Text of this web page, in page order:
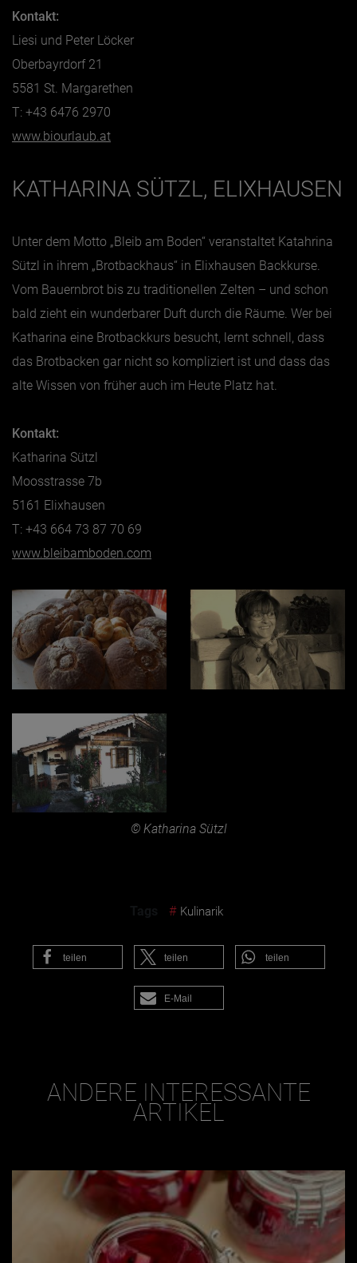
Kontakt:
Liesi und Peter Löcker
Oberbayrdorf 21
5581 St. Margarethen
T: +43 6476 2970
www.biourlaub.at
KATHARINA SÜTZL, ELIXHAUSEN
Unter dem Motto „Bleib am Boden“ veranstaltet Katahrina
Sützl in ihrem „Brotbackhaus“ in Elixhausen Backkurse.
Vom Bauernbrot bis zu traditionellen Zelten – und schon
bald zieht ein wunderbarer Duft durch die Räume. Wer bei
Katharina eine Brotbackkurs besucht, lernt schnell, dass
das Brotbacken gar nicht so kompliziert ist und dass das
alte Wissen von früher auch im Heute Platz hat.
Kontakt:
Katharina Sützl
Moosstrasse 7b
5161 Elixhausen
T: +43 664 73 87 70 69
www.bleibamboden.com
© Katharina Sützl
# Kulinarik
teilen teilen teilen
E-Mail
ANDERE INTERESSANTE
ARTIKEL